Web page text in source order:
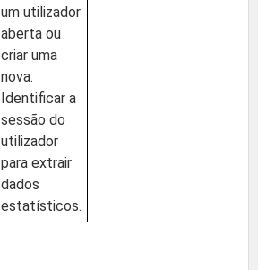
um utilizador
aberta ou
criar uma
nova.
Identificar a
sessão do
utilizador
para extrair
dados
estatísticos.